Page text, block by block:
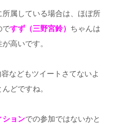
所属している場合は、ほぼ所
ですず（三野宮鈴） ちゃんは
高いです。
などもツイートさてないよ
どですね。
ションでの参加ではないかと